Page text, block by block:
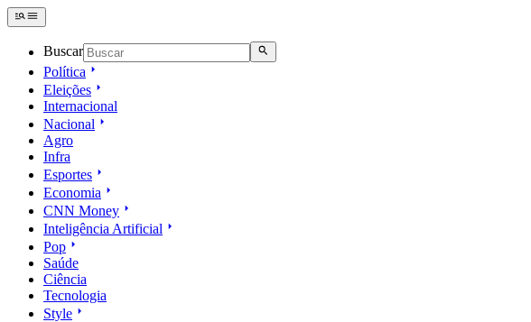
Buscar
Política
Eleições
Internacional
Nacional
Agro
Infra
Esportes
Economia
CNN Money
Inteligência Artificial
Pop
Saúde
Ciência
Tecnologia
Style